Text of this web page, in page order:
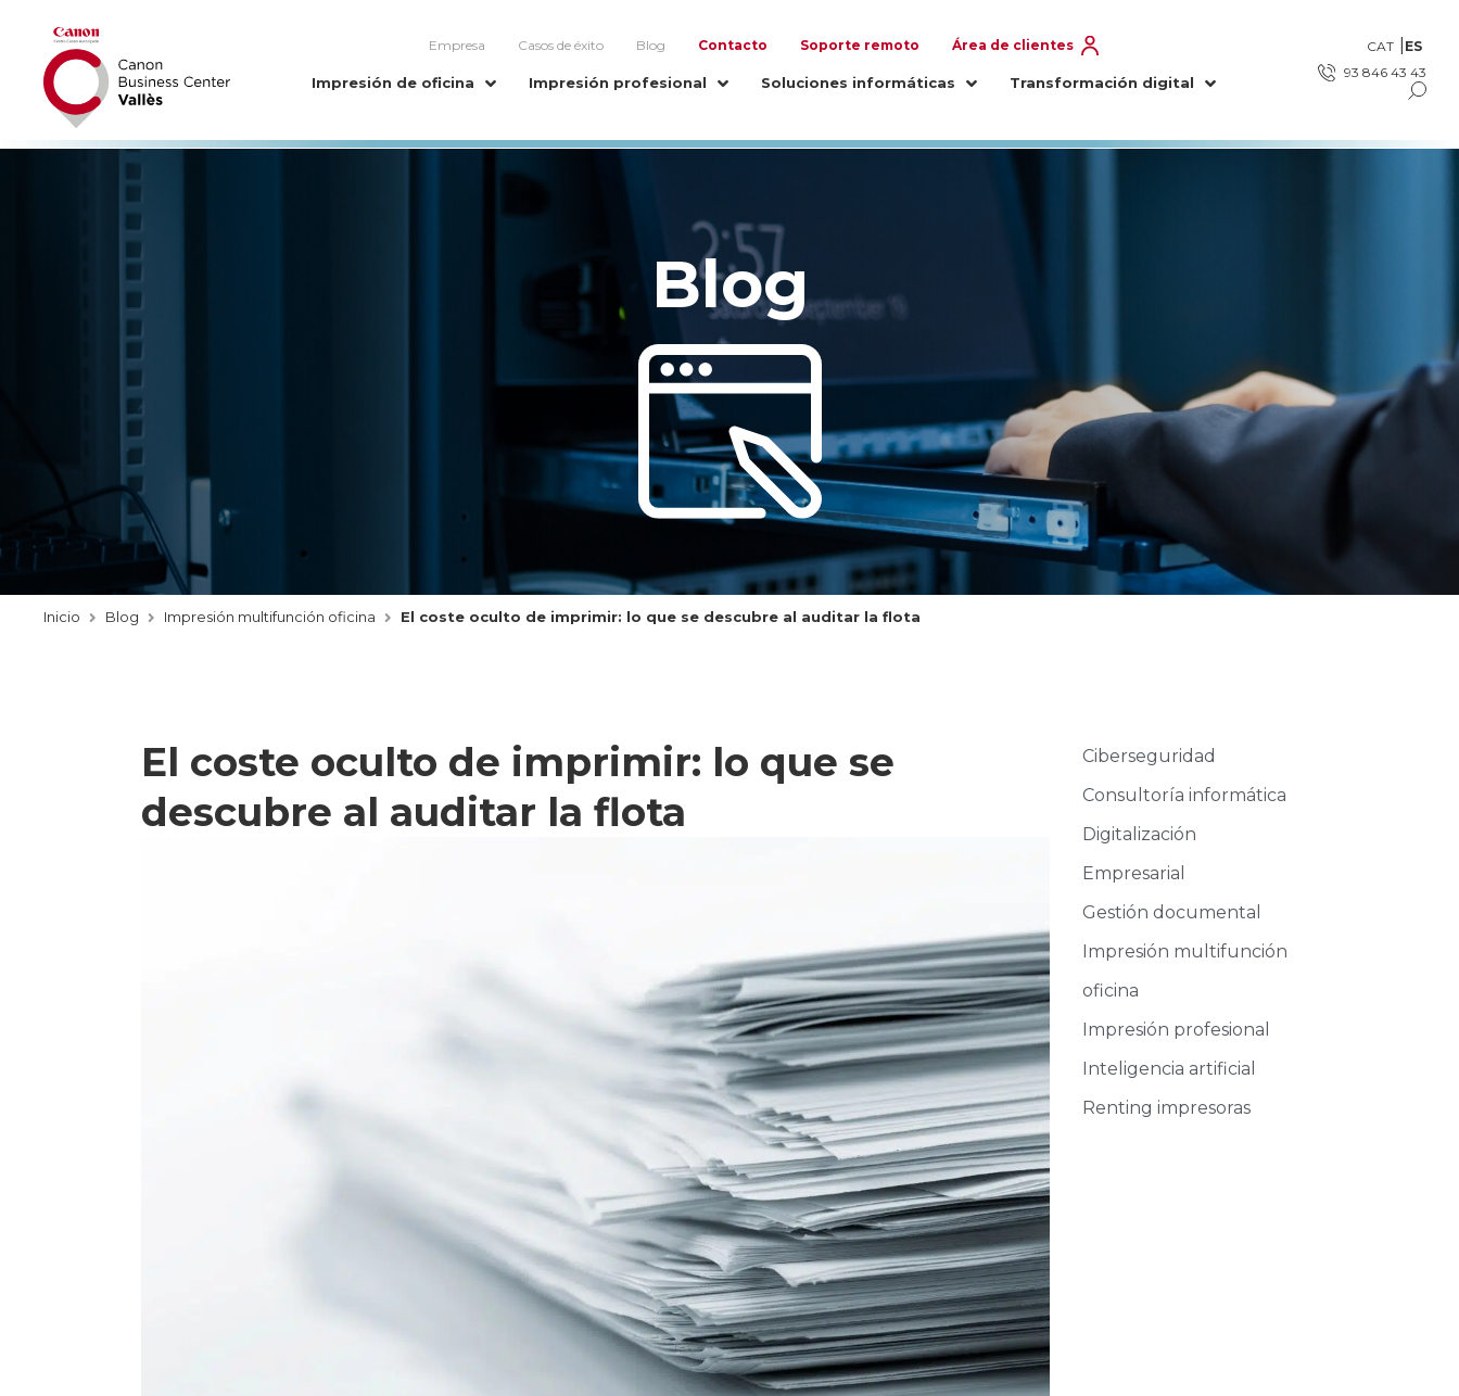
Empresa Casos de éxito Blog Contacto Soporte remoto Área de clientes
Impresión de oficina Impresión profesional Soluciones informáticas Transformación digital
CAT
ES
93 846 43 43
Blog
Inicio Blog Impresión multifunción oficina El coste oculto de imprimir: lo que se descubre al auditar la flota
El coste oculto de imprimir: lo que se
descubre al auditar la flota
Ciberseguridad
Consultoría informática
Digitalización
Empresarial
Gestión documental
Impresión multifunción
oficina
Impresión profesional
Inteligencia artificial
Renting impresoras